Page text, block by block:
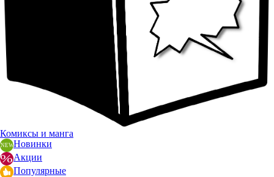
Комиксы и манга
Новинки
Акции
Популярные